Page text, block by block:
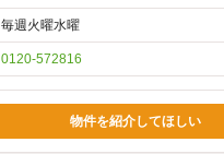
毎週火曜水曜
0120-572816
物件を紹介してほしい